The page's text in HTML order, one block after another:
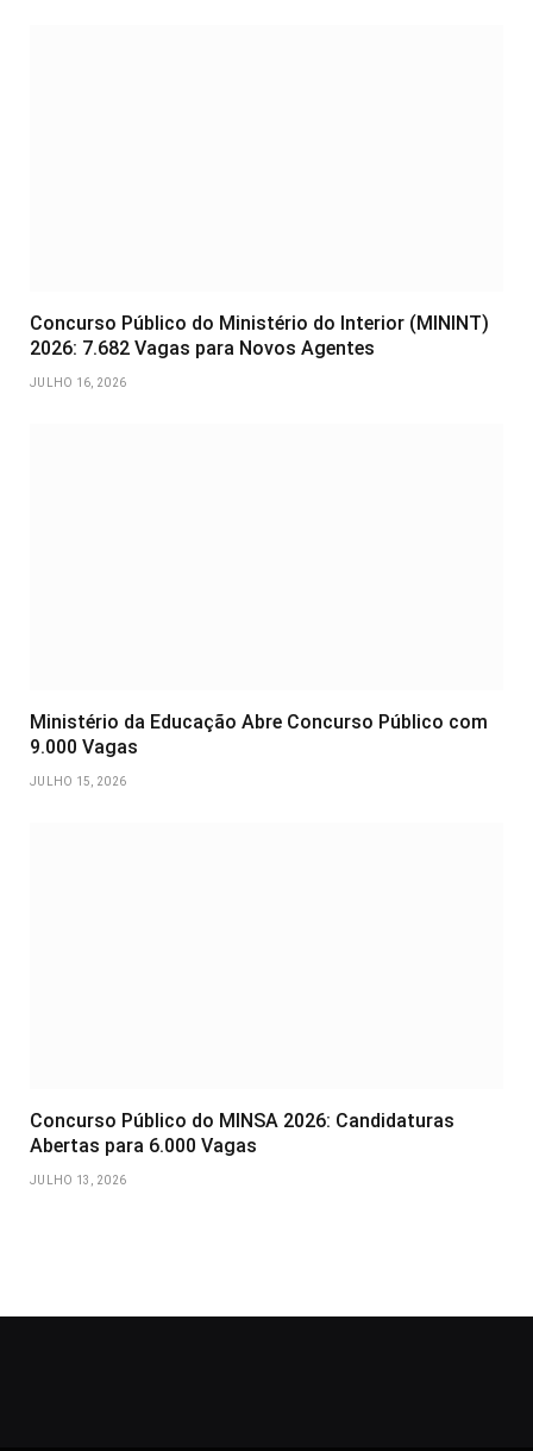
Concurso Público do Ministério do Interior (MININT)
2026: 7.682 Vagas para Novos Agentes
JULHO 16, 2026
Ministério da Educação Abre Concurso Público com
9.000 Vagas
JULHO 15, 2026
Concurso Público do MINSA 2026: Candidaturas
Abertas para 6.000 Vagas
JULHO 13, 2026